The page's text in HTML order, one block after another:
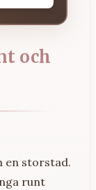
och
en storstad.
runt